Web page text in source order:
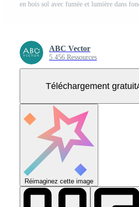
ABC Vector
5 456 Ressources
Téléchargement gratuit
Réimaginez cette image